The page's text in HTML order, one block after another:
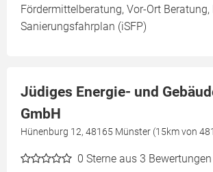
Fördermittelberatung, Vor-Ort
Sanierungsfahrplan (iSFP)
Jüdiges Energie- und
GmbH
Hünenburg 12, 48165 Münster (15km von
0 Sterne aus 3 Bewertungen